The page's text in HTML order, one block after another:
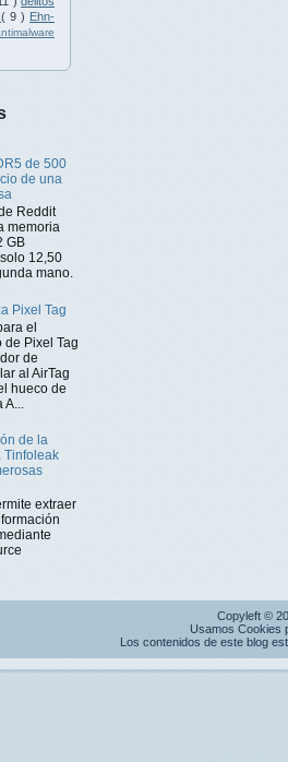
( 9 ) Ehn-
de 500
de una
Reddit
memoria
GB
12,50
mano.
Pixel Tag
el
de Pixel Tag
de
al AirTag
hueco de
A...
de la
Tinfoleak
extraer
Copyleft ©
Usamos Cookies
Los contenidos de este blog